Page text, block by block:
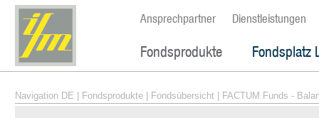
Ansprechpartner Dienstleistungen
Fondsprodukte Fondsplatz
Navigation DE Fondsprodukte Fondsübersicht | FACTUM Funds -